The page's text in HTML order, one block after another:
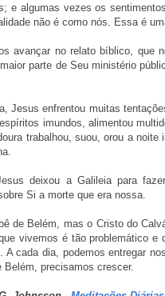
e algumas vezes os
não é como nós. Essa é
avançar no relato bíblico, que
parte de Seu ministério
Jesus enfrentou muitas
imundos, alimentou
trabalhou, suou, orou a
deixou a Galileia para
Si a morte que era nossa.
de Belém, mas o Cristo do
vivemos é tão problemático e
A cada dia, podemos entregar
Belém, precisamos crescer.